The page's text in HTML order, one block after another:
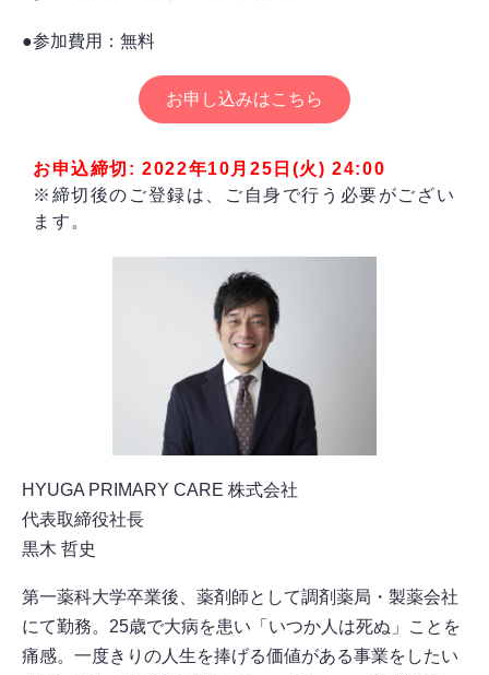
●参加費用：無料
お申し込みはこちら
お申込締切: 2022年10月25日(火) 24:00
※締切後のご登録は、ご自身で行う必要がござい
ます。
HYUGA PRIMARY CARE 株式会社
代表取締役社長
黒木 哲史
第一薬科大学卒業後、薬剤師として調剤薬局・製薬会社
にて勤務。25歳で大病を患い「いつか人は死ぬ」ことを
痛感。一度きりの人生を捧げる価値がある事業をしたい